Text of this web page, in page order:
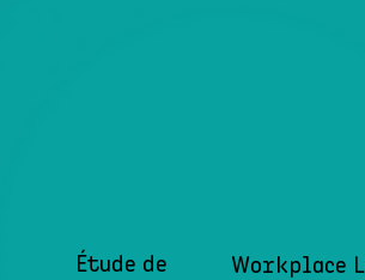
Étude de
Workplace